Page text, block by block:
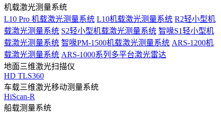
机载激光测量系统
L10 Pro 机载激光测量系统 L10机载激光测量系统 R2轻小型机
载激光测量系统 S2轻小型机载激光测量系统 智喙S1轻小型机
载激光测量系统 智喙PM-1500机载激光测量系统 ARS-1200机
载激光测量系统 ARS-1000系列多平台激光雷达
地面三维激光扫描仪
HD TLS360
车载三维激光移动测量系统
HiScan-R
船载测量系统